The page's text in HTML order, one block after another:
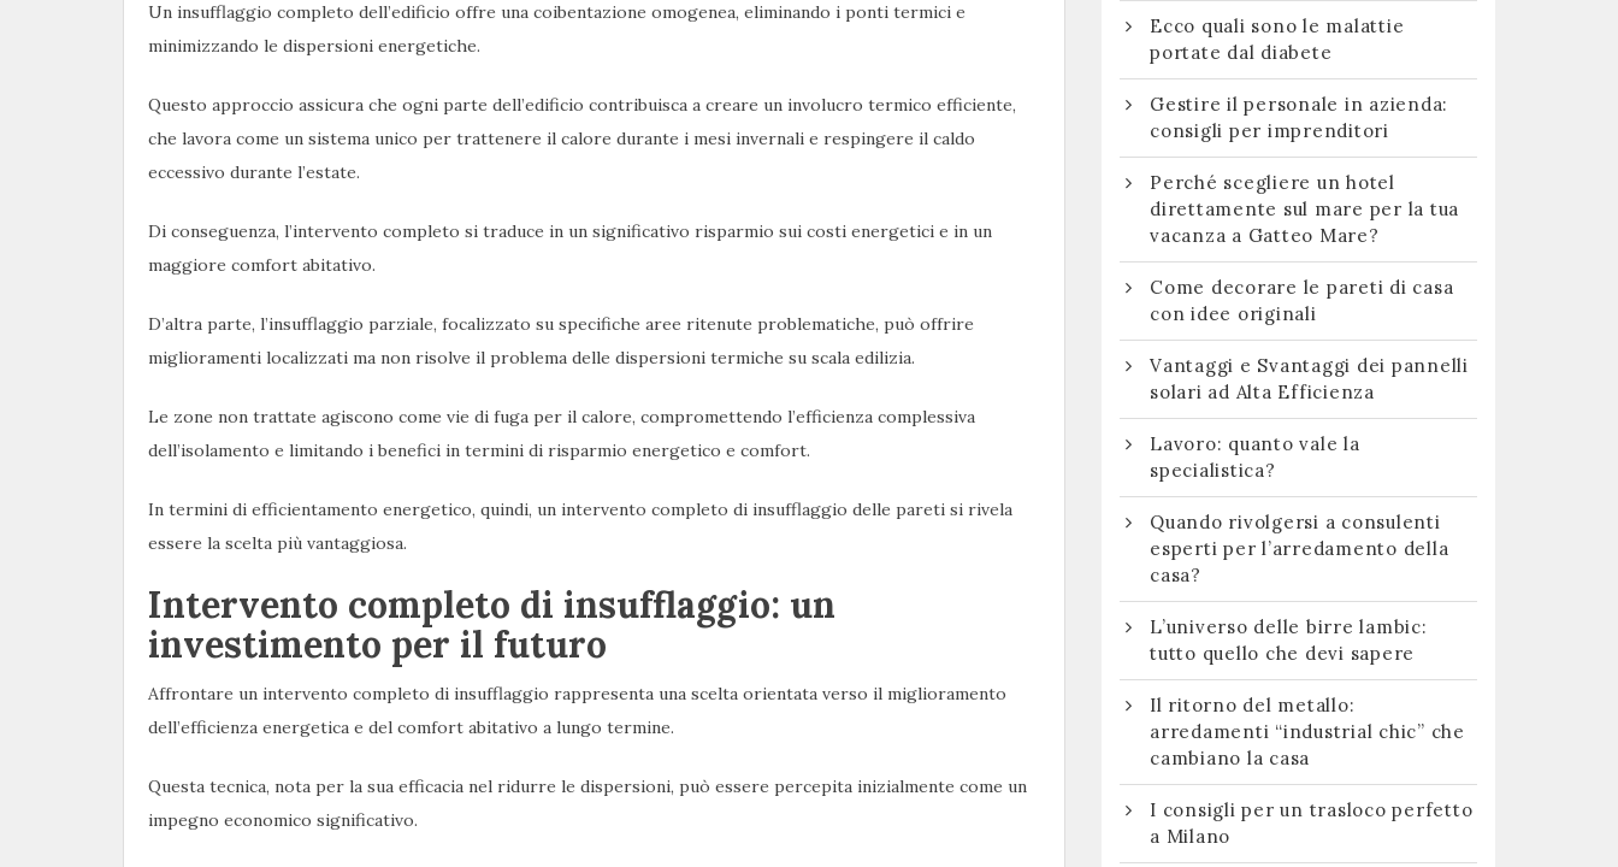
Un insufflaggio completo dell’edificio offre una coibentazione omogenea, eliminando i ponti termici e
minimizzando le dispersioni energetiche.
Questo approccio assicura che ogni parte dell’edificio contribuisca a creare un involucro termico efficiente,
che lavora come un sistema unico per trattenere il calore durante i mesi invernali e respingere il caldo
eccessivo durante l’estate.
Di conseguenza, l’intervento completo si traduce in un significativo risparmio sui costi energetici e in un
maggiore comfort abitativo.
D’altra parte, l’insufflaggio parziale, focalizzato su specifiche aree ritenute problematiche, può offrire
miglioramenti localizzati ma non risolve il problema delle dispersioni termiche su scala edilizia.
Le zone non trattate agiscono come vie di fuga per il calore, compromettendo l’efficienza complessiva
dell’isolamento e limitando i benefici in termini di risparmio energetico e comfort.
In termini di efficientamento energetico, quindi, un intervento completo di insufflaggio delle pareti si rivela
essere la scelta più vantaggiosa.
Intervento completo di insufflaggio: un
investimento per il futuro
Affrontare un intervento completo di insufflaggio rappresenta una scelta orientata verso il miglioramento
dell’efficienza energetica e del comfort abitativo a lungo termine.
Questa tecnica, nota per la sua efficacia nel ridurre le dispersioni, può essere percepita inizialmente come un
impegno economico significativo.
Ecco quali sono le malattie
portate dal diabete
Gestire il personale in azienda:
consigli per imprenditori
Perché scegliere un hotel
direttamente sul mare per la tua
vacanza a Gatteo Mare?
Come decorare le pareti di casa
con idee originali
Vantaggi e Svantaggi dei pannelli
solari ad Alta Efficienza
Lavoro: quanto vale la
specialistica?
Quando rivolgersi a consulenti
esperti per l’arredamento della
casa?
L’universo delle birre lambic:
tutto quello che devi sapere
Il ritorno del metallo:
arredamenti “industrial chic” che
cambiano la casa
I consigli per un trasloco perfetto
a Milano